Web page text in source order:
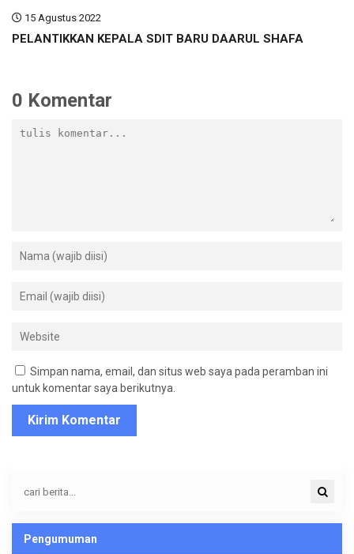
15 Agustus 2022
PELANTIKKAN KEPALA SDIT BARU DAARUL SHAFA
0 Komentar
Simpan nama, email, dan situs web saya pada peramban ini
untuk komentar saya berikutnya.
Pengumuman